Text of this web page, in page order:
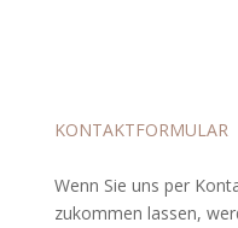
KONTAKTFORMULAR
Wenn Sie uns per
zukommen lassen,